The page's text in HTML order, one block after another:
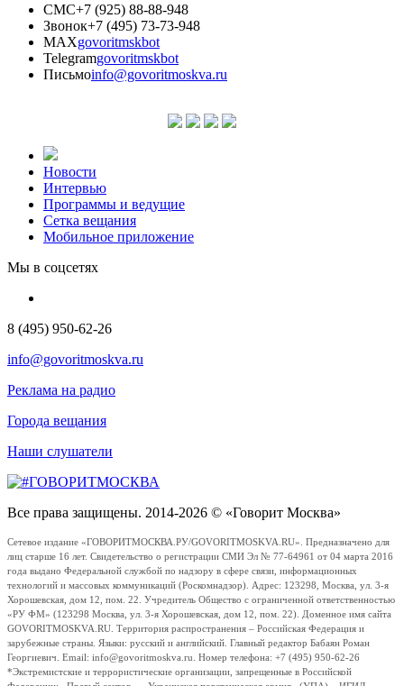
СМС+7 (925) 88-88-948
Звонок+7 (495) 73-73-948
MAXgovoritmskbot
Telegramgovoritmskbot
Письмоinfo@govoritmoskva.ru
Новости
Интервью
Программы и ведущие
Сетка вещания
Мобильное приложение
Мы в соцсетях
8 (495) 950-62-26
info@govoritmoskva.ru
Реклама на радио
Города вещания
Наши слушатели
Все права защищены. 2014-2026 © «Говорит Москва»
Сетевое издание «ГОВОРИТМОСКВА.РУ/GOVORITMOSKVA.RU». Предназначено для
лиц старше 16 лет. Свидетельство о регистрации СМИ Эл № 77-64961 от 04 марта 2016
года выдано Федеральной службой по надзору в сфере связи, информационных
технологий и массовых коммуникаций (Роскомнадзор). Адрес: 123298, Москва, ул. 3-я
Хорошевская, дом 12, пом. 22. Учредитель Общество с ограниченной ответственностью
«РУ ФМ» (123298 Москва, ул. 3-я Хорошевская, дом 12, пом. 22). Доменное имя сайта
GOVORITMOSKVA.RU. Территория распространения – Российская Федерация и
зарубежные страны. Языки: русский и английский. Главный редактор Бабаян Роман
Георгиевич. Email: info@govoritmoskva.ru. Номер телефона: +7 (495) 950-62-26
*Экстремистские и террористические организации, запрещенные в Российской